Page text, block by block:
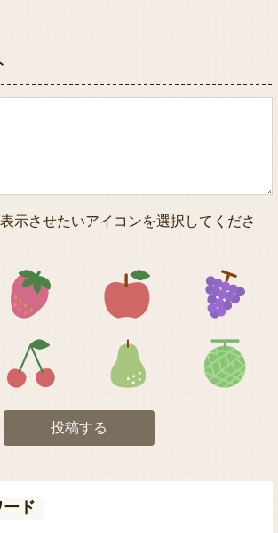
示させたいアイコンを選択してくださ
コン1 アイコン2 アイコン3
コン5 アイコン6 アイコン7
投稿する
ド